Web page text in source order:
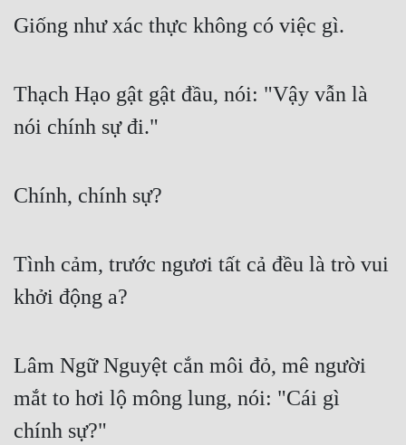
Giống như xác thực không có việc gì.
Thạch Hạo gật gật đầu, nói: "Vậy vẫn là
nói chính sự đi."
Chính, chính sự?
Tình cảm, trước ngươi tất cả đều là trò vui
khởi động a?
Lâm Ngữ Nguyệt cắn môi đỏ, mê người
mắt to hơi lộ mông lung, nói: "Cái gì
chính sự?"